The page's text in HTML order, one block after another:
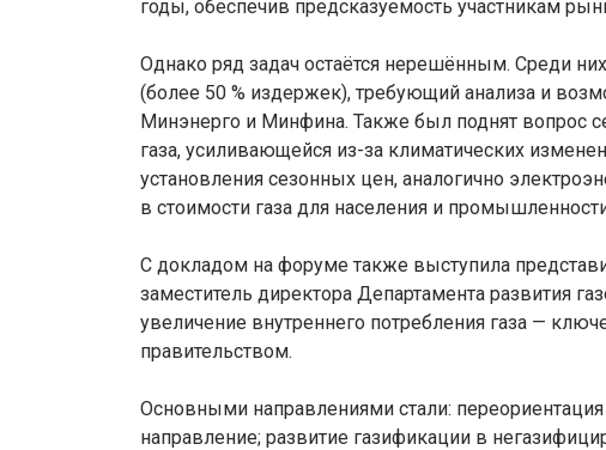
годы, обеспечив предсказуемость участникам
Однако ряд задач остаётся нерешённым. Среди
(более 50 % издержек), требующий анализа и
Минэнерго и Минфина. Также был поднят вопрос
газа, усиливающейся из-за климатических
установления сезонных цен, аналогично
в стоимости газа для населения и
С докладом на форуме также выступила
заместитель директора Департамента развития
увеличение внутреннего потребления газа —
правительством.
Основными направлениями стали:
направление; развитие газификации в